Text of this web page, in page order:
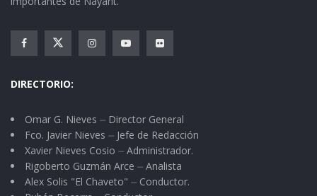
DIRECTORIO:
Omar G. Nieves ⏤ Director General
Fco. Javier Nieves ⏤ Jefe de Redacción
Xavier Nieves Cosio ⏤ Administrador.
Rigoberto Guzmán Arce ⏤ Analista
Alex Solis "El Chaveto" ⏤ Conductor.